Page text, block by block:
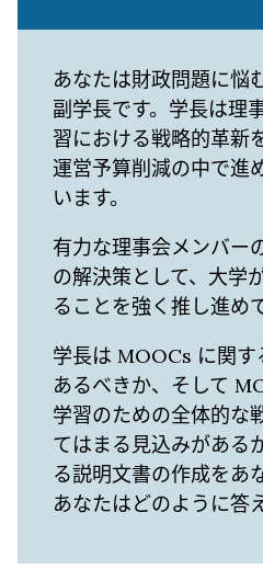
あなたは財政問題に悩
副学長です。学長は理
習における戦略的革新
運営予算削減の中で進
います。
有力な理事会メンバー
の解決策として、大学
ることを強く推し進め
学長は MOOCs に関す
あるべきか、そして
学習のための全体的な
てはまる見込みがある
る説明文書の作成をあ
あなたはどのように答